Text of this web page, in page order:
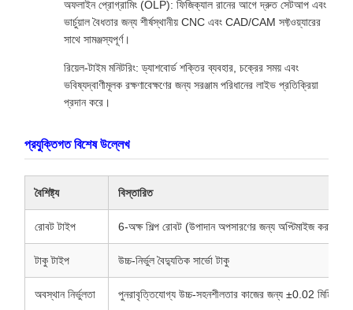
অফলাইন প্রোগ্রামিং (OLP): ফিজিক্যাল রানের আগে দ্রুত সেটআপ এবং
ভার্চুয়াল বৈধতার জন্য শীর্ষস্থানীয় CNC এবং CAD/CAM সফ্টওয়্যারের
সাথে সামঞ্জস্যপূর্ণ।
রিয়েল-টাইম মনিটরিং: ড্যাশবোর্ড শক্তির ব্যবহার, চক্রের সময় এবং
ভবিষ্যদ্বাণীমূলক রক্ষণাবেক্ষণের জন্য সরঞ্জাম পরিধানের লাইভ প্রতিক্রিয়া
প্রদান করে।
প্রযুক্তিগত বিশেষ উল্লেখ
বৈশিষ্ট্য বিস্তারিত
রোবট টাইপ 6-অক্ষ শিল্প রোবট (উপাদান অপসারণের জন্য অপ্টিমাইজ করা)
টাকু টাইপ উচ্চ-নির্ভুল বৈদ্যুতিক সার্ভো টাকু
অবস্থান নির্ভুলতা পুনরাবৃত্তিযোগ্য উচ্চ-সহনশীলতার কাজের জন্য ±0.02 মিমি